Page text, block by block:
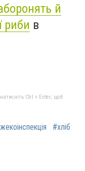
й
риби в
Ctrl + Enter, щоб
#хліб